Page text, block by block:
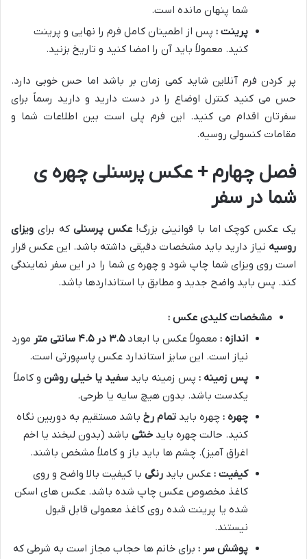
شما پنهان مانده است.
پرینت : پس از اطمینان کامل فرم را نهایی و پرینت
کنید. معمولاً باید آن را امضا کنید و تاریخ بزنید.
پر کردن فرم آنلاین شاید کمی زمان بر باشد اما حس خوبی دارد.
حس می کنید کنترل اوضاع را در دست دارید و دارید رسماً برای
سفرتان اقدام می کنید. این فرم پلی است بین اطلاعات شما و
مقامات کنسولی روسیه.
فصل چهارم + عکس پرسنلی چهره ی
شما در سفر
یک عکس کوچک اما با قوانینی بزرگ! عکس پرسنلیکه برای ویزای
روسیه نیاز دارید باید مشخصات دقیقی داشته باشد. این عکس قرار
است روی ویزای شما چاپ شود و چهره ی شما را در این سفر نمایندگی
کند. پس باید واضح جدید و مطابق با استانداردها باشد.
مشخصات کلیدی عکس :
اندازه : معمولاً عکس با ابعاد ۳.۵ در ۴.۵ سانتی متر مورد
نیاز است. این سایز استاندارد عکس پاسپورتی است.
پس زمینه : پس زمینه باید سفید یا خیلی روشن و کاملاً
یکدست باشد. بدون هیچ سایه یا طرحی.
چهره : چهره باید تمام رخ باشد مستقیم به دوربین نگاه
کنید. حالت چهره باید خنثی باشد (بدون لبخند یا اخم
اغراق آمیز). چشم ها باید باز و کاملاً مشخص باشند.
کیفیت : عکس باید رنگی با کیفیت بالا واضح و روی
کاغذ مخصوص عکس چاپ شده باشد. عکس های اسکن
شده یا پرینت شده روی کاغذ معمولی قابل قبول
نیستند.
پوشش سر : برای خانم ها حجاب مجاز است به شرطی که